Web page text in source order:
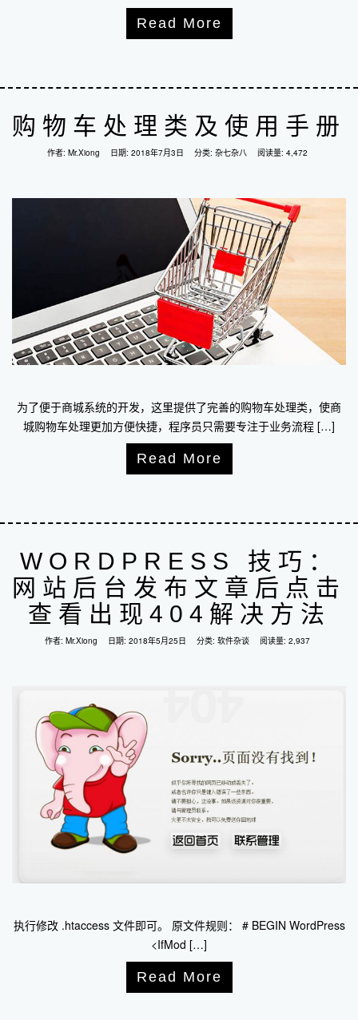
Read More
购物车处理类及使用手册
作者: Mr.Xiong 日期: 2018年7月3日 分类: 杂七杂八 阅读量: 4,472
为了便于商城系统的开发，这里提供了完善的购物车处理类，使商
城购物车处理更加方便快捷，程序员只需要专注于业务流程 […]
Read More
WORDPRESS 技巧：
网站后台发布文章后点击
查看出现404解决方法
作者: Mr.Xiong 日期: 2018年5月25日 分类: 软件杂谈 阅读量: 2,937
执行修改 .htaccess 文件即可。 原文件规则： # BEGIN WordPress
<IfMod […]
Read More